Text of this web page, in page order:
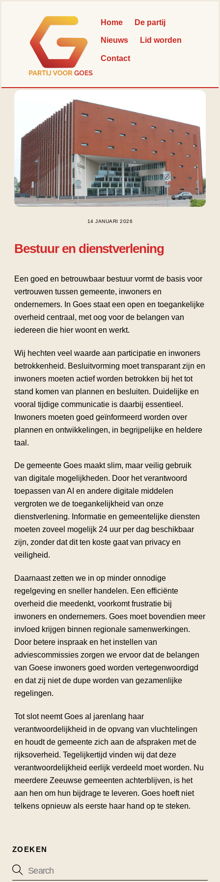
Home De partij
Nieuws Lid worden
Contact
14 JANUARI 2026
Bestuur en dienstverlening
Een goed en betrouwbaar bestuur vormt de basis voor
vertrouwen tussen gemeente, inwoners en
ondernemers. In Goes staat een open en toegankelijke
overheid centraal, met oog voor de belangen van
iedereen die hier woont en werkt.
Wij hechten veel waarde aan participatie en inwoners
betrokkenheid. Besluitvorming moet transparant zijn en
inwoners moeten actief worden betrokken bij het tot
stand komen van plannen en besluiten. Duidelijke en
vooral tijdige communicatie is daarbij essentieel.
Inwoners moeten goed geïnformeerd worden over
plannen en ontwikkelingen, in begrijpelijke en heldere
taal.
De gemeente Goes maakt slim, maar veilig gebruik
van digitale mogelijkheden. Door het verantwoord
toepassen van AI en andere digitale middelen
vergroten we de toegankelijkheid van onze
dienstverlening. Informatie en gemeentelijke diensten
moeten zoveel mogelijk 24 uur per dag beschikbaar
zijn, zonder dat dit ten koste gaat van privacy en
veiligheid.
Daarnaast zetten we in op minder onnodige
regelgeving en sneller handelen. Een efficiënte
overheid die meedenkt, voorkomt frustratie bij
inwoners en ondernemers. Goes moet bovendien meer
invloed krijgen binnen regionale samenwerkingen.
Door betere inspraak en het instellen van
adviescommissies zorgen we ervoor dat de belangen
van Goese inwoners goed worden vertegenwoordigd
en dat zij niet de dupe worden van gezamenlijke
regelingen.
Tot slot neemt Goes al jarenlang haar
verantwoordelijkheid in de opvang van vluchtelingen
en houdt de gemeente zich aan de afspraken met de
rijksoverheid. Tegelijkertijd vinden wij dat deze
verantwoordelijkheid eerlijk verdeeld moet worden. Nu
meerdere Zeeuwse gemeenten achterblijven, is het
aan hen om hun bijdrage te leveren. Goes hoeft niet
telkens opnieuw als eerste haar hand op te steken.
ZOEKEN
To